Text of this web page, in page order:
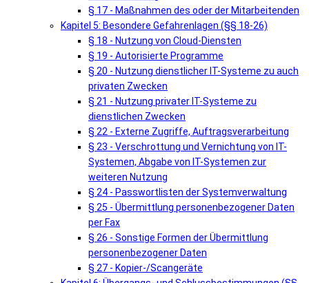
§ 17 - Maßnahmen des oder der Mitarbeitenden
Kapitel 5: Besondere Gefahrenlagen (§§ 18-26)
§ 18 - Nutzung von Cloud-Diensten
§ 19 - Autorisierte Programme
§ 20 - Nutzung dienstlicher IT-Systeme zu auch
privaten Zwecken
§ 21 - Nutzung privater IT-Systeme zu
dienstlichen Zwecken
§ 22 - Externe Zugriffe, Auftragsverarbeitung
§ 23 - Verschrottung und Vernichtung von IT-
Systemen, Abgabe von IT-Systemen zur
weiteren Nutzung
§ 24 - Passwortlisten der Systemverwaltung
§ 25 - Übermittlung personenbezogener Daten
per Fax
§ 26 - Sonstige Formen der Übermittlung
personenbezogener Daten
§ 27 - Kopier-/Scangeräte